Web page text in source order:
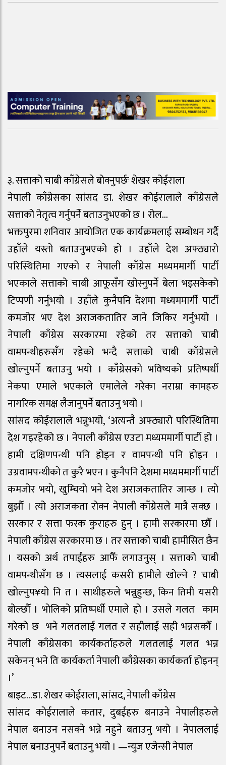
३. सत्ताको चाबी काँग्रेसले बोक्नुपर्छः शेखर कोईराला
नेपाली काँग्रेसका सांसद डा. शेखर कोईरालाले काँग्रेसले
सत्ताको नेतृत्व गर्नुपर्ने बताउनुभएको छ । रोल…
भक्तपुरमा शनिवार आयोजित एक कार्यक्रमलाई सम्बोधन गर्दै
उहाँले यस्तो बताउनुभएको हो । उहाँले देश अफ्ठ्यारो
परिस्थितिमा गएको र नेपाली काँग्रेस मध्यममार्गी पार्टी
भएकाले सत्ताको चाबी आफूसँग खोस्नुपर्ने बेला भइसकेको
टिप्पणी गर्नुभयो । उहाँले कुनैपनि देशमा मध्यममार्गी पार्टी
कमजोर भए देश अराजकतातिर जाने जिकिर गर्नुभयो ।
नेपाली काँग्रेस सरकारमा रहेको तर सत्ताको चाबी
वामपन्थीहरुसँग रहेको भन्दै सत्ताको चाबी काँग्रेसले
खोल्नुपर्ने बताउनु भयो । काँग्रेसको भविष्यको प्रतिष्पर्धी
नेकपा एमाले भएकाले एमालेले गरेका नराम्रा कामहरु
नागरिक समक्ष लैजानुपर्ने बताउनु भयो ।
सांसद कोईरालाले भन्नुभयो, ‘अत्यन्तै अफ्ठ्यारो परिस्थितिमा
देश गइरहेको छ । नेपाली काँग्रेस एउटा मध्यममार्गी पार्टी हो ।
हामी दक्षिणपन्थी पनि होइन र वामपन्थी पनि होइन ।
उग्रवामपन्थीको त कुरै भएन । कुनैपनि देशमा मध्यममार्गी पार्टी
कमजोर भयो, खुम्चियो भने देश अराजकतातिर जान्छ । त्यो
बुझौँ । त्यो अराजकता रोक्न नेपाली काँग्रेसले मात्रै सक्छ ।
सरकार र सत्ता फरक कुराहरु हुन् । हामी सरकारमा छौँ ।
नेपाली काँग्रेस सरकारमा छ । तर सत्ताको चाबी हामीसित छैन
। यसको अर्थ तपाईंहरु आफैँ लगाउनुस् । सत्ताको चाबी
वामपन्थीसँग छ । त्यसलाई कसरी हामीले खोल्ने ? चाबी
खोल्नुप¥यो नि त । साथीहरुले भन्नुहुन्छ, किन तिमी यसरी
बोल्छौँ । भोलिको प्रतिष्पर्धी एमाले हो । उसले गलत काम
गरेको छ भने गलतलाई गलत र सहीलाई सही भन्नसकौँ ।
नेपाली काँग्रेसका कार्यकर्ताहरुले गलतलाई गलत भन्न
सकेनन् भने ति कार्यकर्ता नेपाली काँग्रेसका कार्यकर्ता होइनन्
।’
बाइट…डा. शेखर कोईराला, सांसद, नेपाली काँग्रेस
सांसद कोईरालाले कतार, दुबईहरु बनाउने नेपालीहरुले
नेपाल बनाउन नसक्ने भन्ने नहुने बताउनु भयो । नेपाललाई
नेपाल बनाउनुपर्ने बताउनु भयो । —न्युज एजेन्सी नेपाल